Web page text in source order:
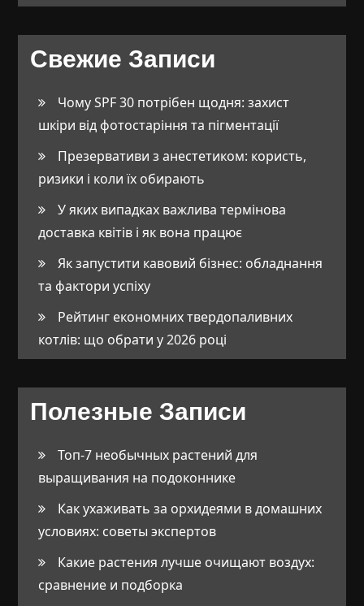
Свежие Записи
Чому SPF 30 потрібен щодня: захист
шкіри від фотостаріння та пігментації
Презервативи з анестетиком: користь,
ризики і коли їх обирають
У яких випадках важлива термінова
доставка квітів і як вона працює
Як запустити кавовий бізнес: обладнання
та фактори успіху
Рейтинг економних твердопаливних
котлів: що обрати у 2026 році
Полезные Записи
Топ-7 необычных растений для
выращивания на подоконнике
Как ухаживать за орхидеями в домашних
условиях: советы экспертов
Какие растения лучше очищают воздух:
сравнение и подборка